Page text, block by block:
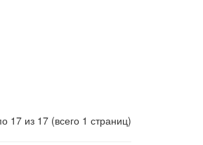
17 из 17 (всего 1 страниц)